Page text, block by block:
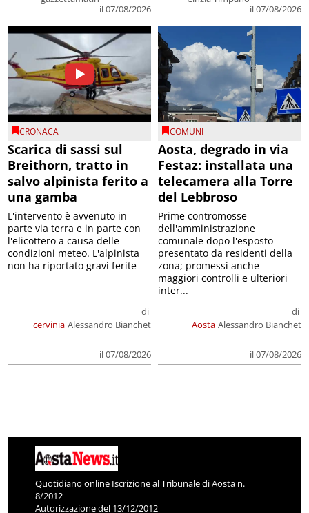
il 07/08/2026
il 07/08/2026
CRONACA
Scarica di sassi sul
Breithorn, tratto in
salvo alpinista ferito a
una gamba
cervinia
di
Alessandro Bianchet
il 07/08/2026
L'intervento è avvenuto in
parte via terra e in parte con
l'elicottero a causa delle
condizioni meteo. L'alpinista
non ha riportato gravi ferite
COMUNI
Aosta, degrado in via
Festaz: installata una
telecamera alla Torre
del Lebbroso
Aosta
di
Alessandro Bianchet
il 07/08/2026
Prime contromosse
dell'amministrazione
comunale dopo l'esposto
presentato da residenti della
zona; promessi anche
maggiori controlli e ulteriori
inter...
Quotidiano online Iscrizione al Tribunale di Aosta n.
8/2012
Autorizzazione del 13/12/2012